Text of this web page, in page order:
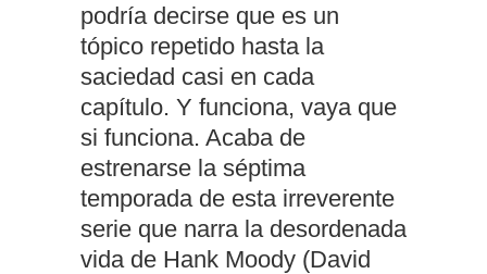
podría decirse que es un
tópico repetido hasta la
saciedad casi en cada
capítulo. Y funciona, vaya que
si funciona. Acaba de
estrenarse la séptima
temporada de esta irreverente
serie que narra la desordenada
vida de Hank Moody (David